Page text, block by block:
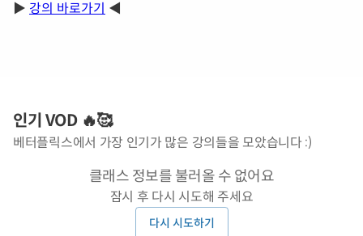
▶ 강의 바로가기 ◀
인기 VOD 🔥🥰
베터플릭스에서 가장 인기가 많은 강의들을 모았습니다 :)
클래스 정보를 불러올 수 없어요
잠시 후 다시 시도해 주세요
다시 시도하기